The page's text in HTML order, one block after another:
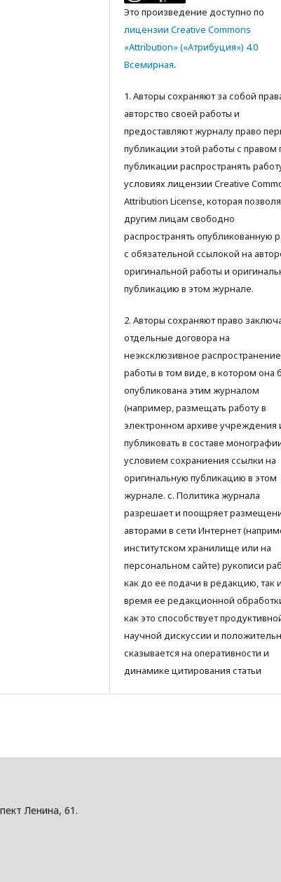
Это произведение доступно по
лицензии Creative Commons
«Attribution» («Атрибуция») 4.0
Всемирная.
1. Авторы сохраняют за собой
авторство своей работы и
предоставляют журналу право
публикации этой работы с правом
публикации распространять
условиях лицензии Creative
Attribution License, которая
другим лицам свободно
распространять опубликованную
с обязательной ссылокой на
оригинальной работы и
публикацию в этом журнале.
2. Авторы сохраняют право
отдельные договора на
неэксклюзивное распространение
работы в том виде, в котором она
опубликована этим журналом
(например, размещать работу в
электронном архиве учреждения
публиковать в составе
условием сохраниения ссылки на
оригинальную публикацию в этом
журнале. с. Политика журнала
разрешает и поощряет
авторами в сети Интернет
институтском хранилище или на
персональном сайте) рукописи
как до ее подачи в редакцию, так
время ее редакционной
как это способствует
научной дискуссии и
сказывается на оперативности и
динамике цитирования статьи
Ленина, 61.